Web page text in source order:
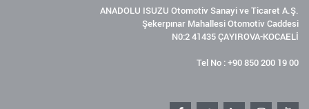
ANADOLU ISUZU Otomotiv Sanayi ve Ticaret A.Ş.
Şekerpınar Mahallesi Otomotiv Caddesi
N0:2 41435 ÇAYIROVA-KOCAELİ
Tel No : +90 850 200 19 00